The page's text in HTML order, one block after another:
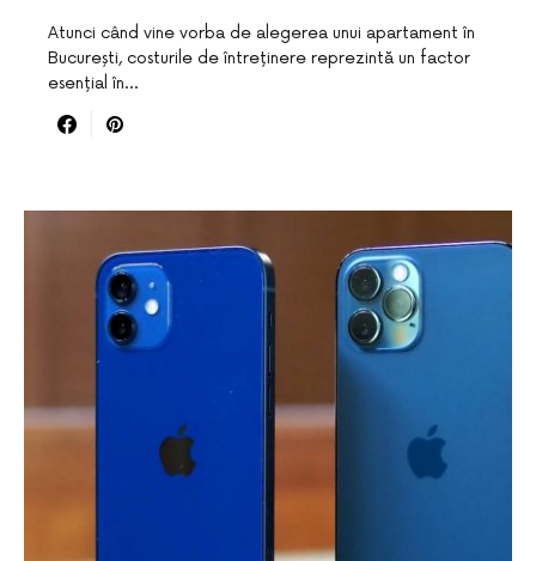
Atunci când vine vorba de alegerea unui apartament în
București, costurile de întreținere reprezintă un factor
esențial în…